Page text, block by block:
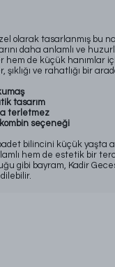
olarak tasarlanmış bu
daha anlamlı ve
hem de küçük hanımlar
şıklığı ve rahatlığı bir
tasarım
terletmez
seçeneği
bilincini küçük yaşta
hem de estetik bir
gibi bayram, Kadir